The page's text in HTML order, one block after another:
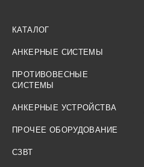
КАТАЛОГ
АНКЕРНЫЕ СИСТЕМЫ
ПРОТИВОВЕСНЫЕ
СИСТЕМЫ
АНКЕРНЫЕ УСТРОЙСТВА
ПРОЧЕЕ ОБОРУДОВАНИЕ
СЗВТ